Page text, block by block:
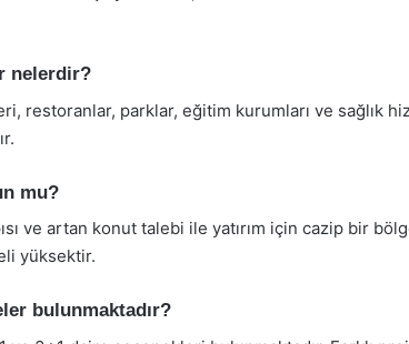
nelerdir?
restoranlar, parklar, eğitim kurumları ve sağlık
mu?
ve artan konut talebi ile yatırım için cazip bir
yüksektir.
bulunmaktadır?